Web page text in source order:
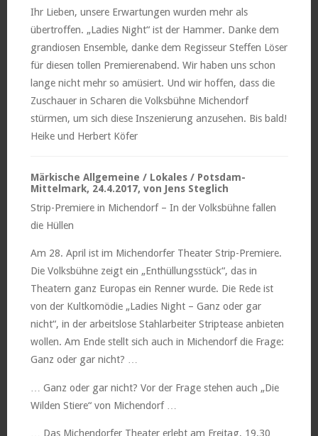
Ihr Lieben, unsere Erwartungen wurden mehr als
übertroffen. „Ladies Night“ ist der Hammer. Danke dem
grandiosen Ensemble, danke dem Regisseur Steffen Löser
für diesen tollen Premierenabend. Wir haben uns schon
lange nicht mehr so amüsiert. Und wir hoffen, dass die
Zuschauer in Scharen die Volksbühne Michendorf
stürmen, um sich diese Inszenierung anzusehen. Bis bald!
Heike und Herbert Köfer
Märkische Allgemeine / Lokales / Potsdam-
Mittelmark, 24.4.2017, von Jens Steglich
Strip-Premiere in Michendorf – In der Volksbühne fallen
die Hüllen
Am 28. April ist im Michendorfer Theater Strip-Premiere.
Die Volksbühne zeigt ein „Enthüllungsstück“, das in
Theatern ganz Europas ein Renner wurde. Die Rede ist
von der Kultkomödie „Ladies Night – Ganz oder gar
nicht“, in der arbeitslose Stahlarbeiter Striptease anbieten
wollen. Am Ende stellt sich auch in Michendorf die Frage:
Ganz oder gar nicht? …
… Ganz oder gar nicht? Vor der Frage stehen auch „Die
Wilden Stiere“ von Michendorf …
… Das Michendorfer Theater erlebt am Freitag, 19.30